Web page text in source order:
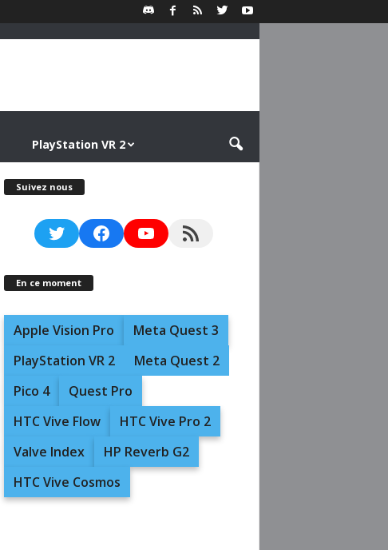
PlayStation VR 2
Suivez nous
TwitterFacebookYouTubeRSS Feed
En ce moment
Apple Vision Pro
Meta Quest 3
PlayStation VR 2
Meta Quest 2
Pico 4
Quest Pro
HTC Vive Flow
HTC Vive Pro 2
Valve Index
HP Reverb G2
HTC Vive Cosmos